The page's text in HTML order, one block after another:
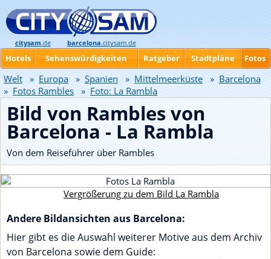
Bild von Rambles von
Barcelona - La Rambla
Von dem Reiseführer über Rambles
Vergrößerung zu dem Bild La Rambla
Andere Bildansichten aus Barcelona:
Hier gibt es die Auswahl weiterer Motive aus dem Archiv
von Barcelona sowie dem Guide:
citysam.de barcelona.citysam.de
Hotels Sehenswürdigkeiten Ratgeber Stadtpläne Fotos
Welt » Europa » Spanien » Mittelmeerküste » Barcelona
» Fotos Rambles » Foto: La Rambla